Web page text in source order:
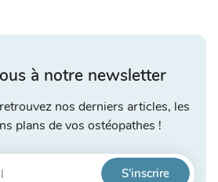
à notre newsletter
nos derniers articles, les
plans de vos ostéopathes !